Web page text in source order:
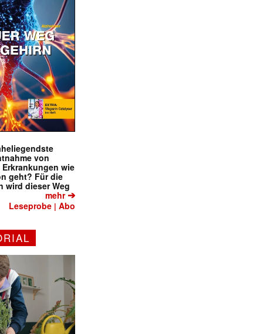
von
wie
geht? Für die
wird dieser Weg
mehr➔
Leseprobe |Abo